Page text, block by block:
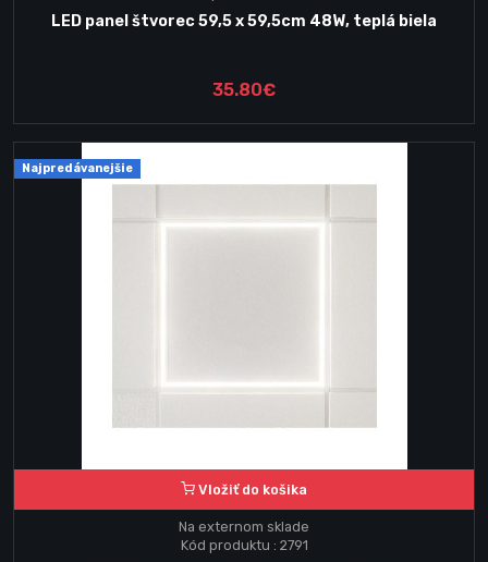
LED panel štvorec 59,5 x 59,5cm 48W, teplá biela
35.80€
Najpredávanejšie
Vložiť do košika
Na externom sklade
Kód produktu : 2791